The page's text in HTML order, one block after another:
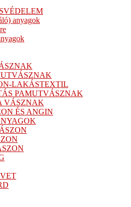
anyagok
LAKÁSTEXTIL
PAMUTVÁSZNAK
VÁSZNAK
ÉS ANGIN